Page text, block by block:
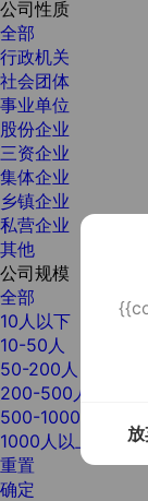
公司性质
全部
行政机关
社会团体
事业单位
股份企业
三资企业
集体企业
乡镇企业
私营企业
其他
公司规模
全部
10人以下
10-50人
50-200人
200-500人
500-1000人
1000人以上
重置
确定